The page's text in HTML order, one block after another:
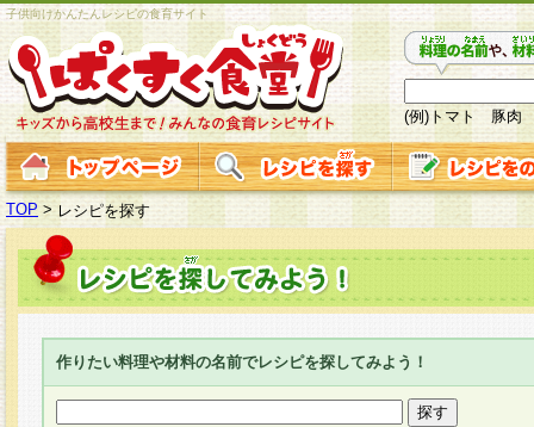
子供向けかんたんレシピの食育サイト
(例)トマト 豚肉
TOP > レシピを探す
作りたい料理や材料の名前でレシピを探してみよう！